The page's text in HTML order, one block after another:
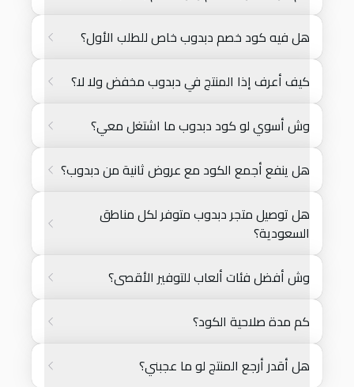
هل فيه كود خصم دبدوب خاص للطلب الأول؟
كيف أعرف إذا المنتج في دبدوب مخفض ولا لا؟
وش أسوي لو كود دبدوب ما اشتغل معي؟
هل ينفع أجمع الكود مع عروض ثانية من دبدوب؟
هل توصيل متجر دبدوب متوفر لكل مناطق
السعودية؟
وش أفضل فئات ألعاب للتوفير الأقصى؟
كم مدة صلاحية الكود؟
هل أقدر أرجع المنتج لو ما عجبني؟